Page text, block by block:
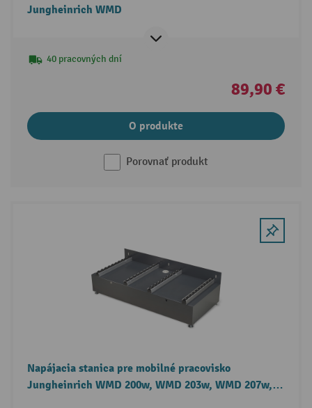
Jungheinrich WMD
40 pracovných dní
89,90 €
O produkte
Porovnať produkt
Napájacia stanica pre mobilné pracovisko
Jungheinrich WMD 200w, WMD 203w, WMD 207w,